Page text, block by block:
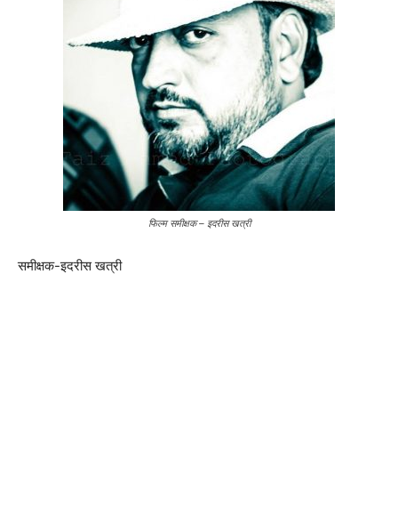
फिल्म समीक्षक – इदरीस खत्री
समीक्षक-इदरीस खत्री